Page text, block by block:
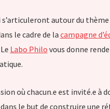
autour du
le cadre de la campagne
Labo Philo vous donne
où chacun.e est invité.e à
le but de construire une